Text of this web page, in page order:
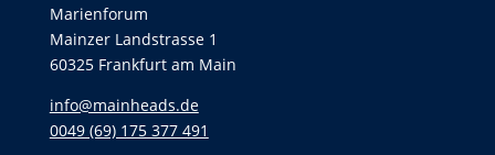
Marienforum
Mainzer Landstrasse 1
60325 Frankfurt am Main
info@mainheads.de
0049 (69) 175 377 491